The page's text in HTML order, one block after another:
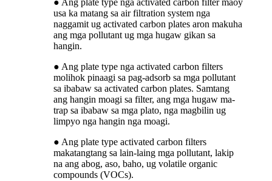
● Ang plate type nga activated carbon filter maoy
usa ka matang sa air filtration system nga
naggamit ug activated carbon plates aron makuha
ang mga pollutant ug mga hugaw gikan sa
hangin.
● Ang plate type nga activated carbon filters
molihok pinaagi sa pag-adsorb sa mga pollutant
sa ibabaw sa activated carbon plates. Samtang
ang hangin moagi sa filter, ang mga hugaw ma-
trap sa ibabaw sa mga plato, nga magbilin ug
limpyo nga hangin nga moagi.
● Ang plate type activated carbon filters
makatangtang sa lain-laing mga pollutant, lakip
na ang abog, aso, baho, ug volatile organic
compounds (VOCs).